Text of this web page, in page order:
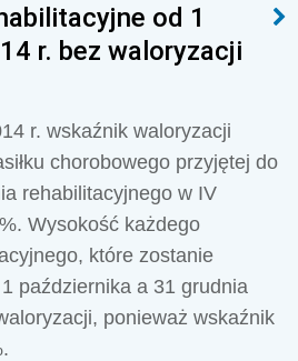
od 1
r. bez waloryzacji
r. wskaźnik waloryzacji
chorobowego przyjętej do
rehabilitacyjnego w IV
Wysokość każdego
które zostanie
października a 31 grudnia
ponieważ wskaźnik